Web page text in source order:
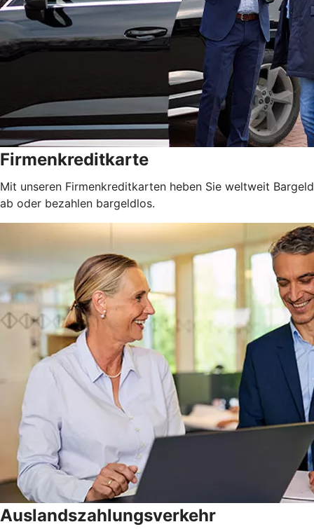
Firmenkreditkarte
Mit unseren Firmenkreditkarten heben Sie weltweit Bargeld
ab oder bezahlen bargeldlos.
Auslandszahlungsverkehr